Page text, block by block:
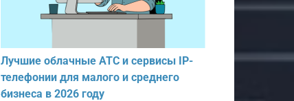
Лучшие облачные АТС и сервисы IP-
телефонии для малого и среднего
бизнеса в 2026 году